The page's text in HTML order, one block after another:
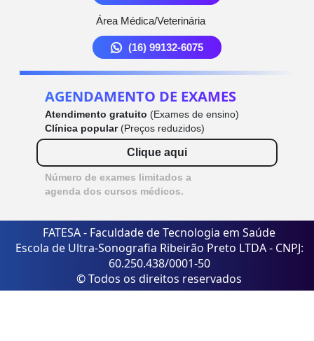
Área Médica/Veterinária
(16) 99132-6075
AGENDAMENTO DE EXAMES
Atendimento gratuito (Exames de ensino)
Clínica popular(Preços reduzidos)
Clique aqui
Número de exames limitados a
agenda dos cursos médicos.
FATESA - Faculdade de Tecnologia em Saúde
Escola de Ultra-Sonografia Ribeirão Preto LTDA - CNPJ:
60.250.438/0001-50
© Todos os direitos reservados